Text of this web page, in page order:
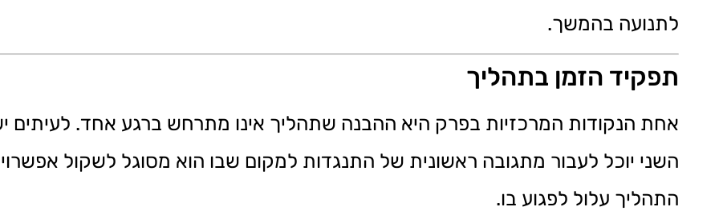
לתנועה בהמשך.
תפקיד הזמן בתהליך
אחת הנקודות המרכזיות בפרק היא ההבנה שתהליך אינו מתרחש ברגע אחד. לעיתים
השני יוכל לעבור מתגובה ראשונית של התנגדות למקום שבו הוא מסוגל לשקול
התהליך עלול לפגוע בו.